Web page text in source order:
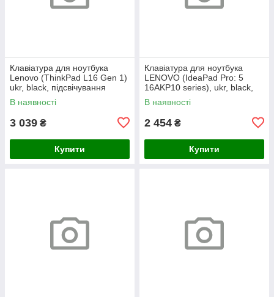
Клавіатура для ноутбука
Lenovo (ThinkPad L16 Gen 1)
ukr, black, підсвічування
клавіш (copilot)
В наявності
3 039 ₴
Купити
Клавіатура для ноутбука
LENOVO (IdeaPad Pro: 5
16AKP10 series), ukr, black,
без кадру, підсвічування
клавіш
В наявності
2 454 ₴
Купити